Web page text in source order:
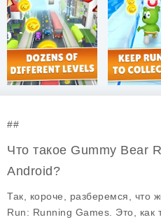
##
Что такое Gummy Bear
Android?
Так, короче, разберемся, что
Run: Running Games. Это, как